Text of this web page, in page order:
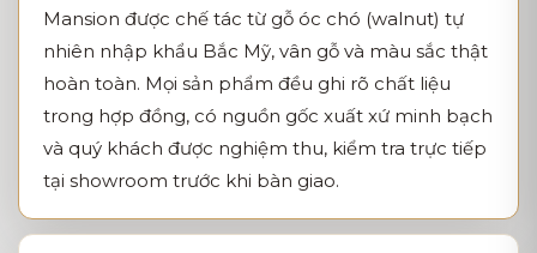
Mansion được chế tác từ gỗ óc chó (walnut) tự
nhiên nhập khẩu Bắc Mỹ, vân gỗ và màu sắc thật
hoàn toàn. Mọi sản phẩm đều ghi rõ chất liệu
trong hợp đồng, có nguồn gốc xuất xứ minh bạch
và quý khách được nghiệm thu, kiểm tra trực tiếp
tại showroom trước khi bàn giao.